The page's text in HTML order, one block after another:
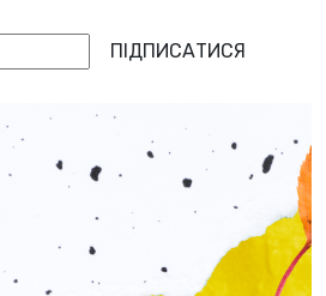
ПІДПИСАТИСЯ